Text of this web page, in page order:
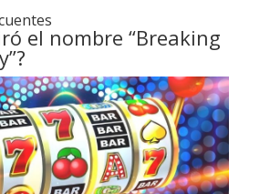
el nombre “Breaking